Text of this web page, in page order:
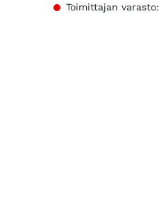
Toimittajan varasto: